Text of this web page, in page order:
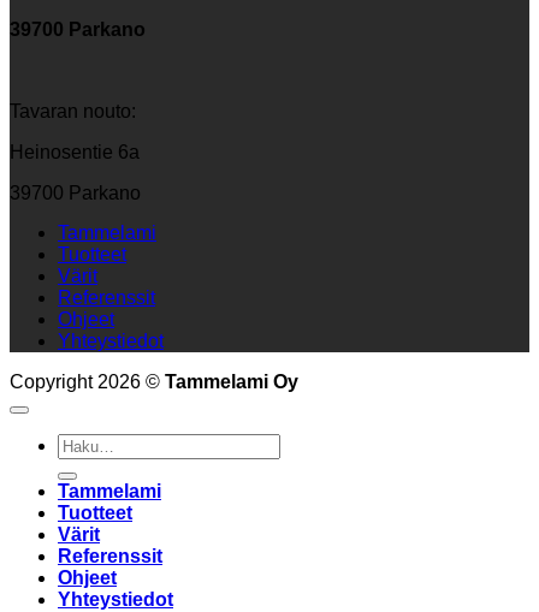
39700 Parkano
Tavaran nouto:
Heinosentie 6a
39700 Parkano
Tammelami
Tuotteet
Värit
Referenssit
Ohjeet
Yhteystiedot
Copyright 2026 © Tammelami Oy
Etsi:
Tammelami
Tuotteet
Värit
Referenssit
Ohjeet
Yhteystiedot